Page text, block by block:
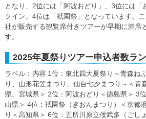
となり、2位には「阿波おどり」、3位には「
クイン。4位は「祇園祭」となっています。
社が販売する観覧席付きツアーが早期に満席
す。
2025年夏祭りツアー申込者数ラ
ラベル：内容 1位：東北四大夏祭り～青森ね
り、山形花笠まつり、仙台七夕まつり～＜青
県、宮城県＞ 2位：阿波おどり＜徳島県＞ 3
山県＞ 4位：祇園祭（ぎおんまつり）＜京都
り＜高知県＞ 6位：五所川原立佞武多（ごし